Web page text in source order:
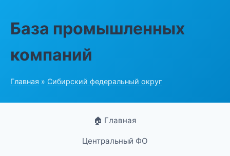
База промышленных
компаний
Главная » Сибирский федеральный округ
🏠 Главная
Центральный ФО